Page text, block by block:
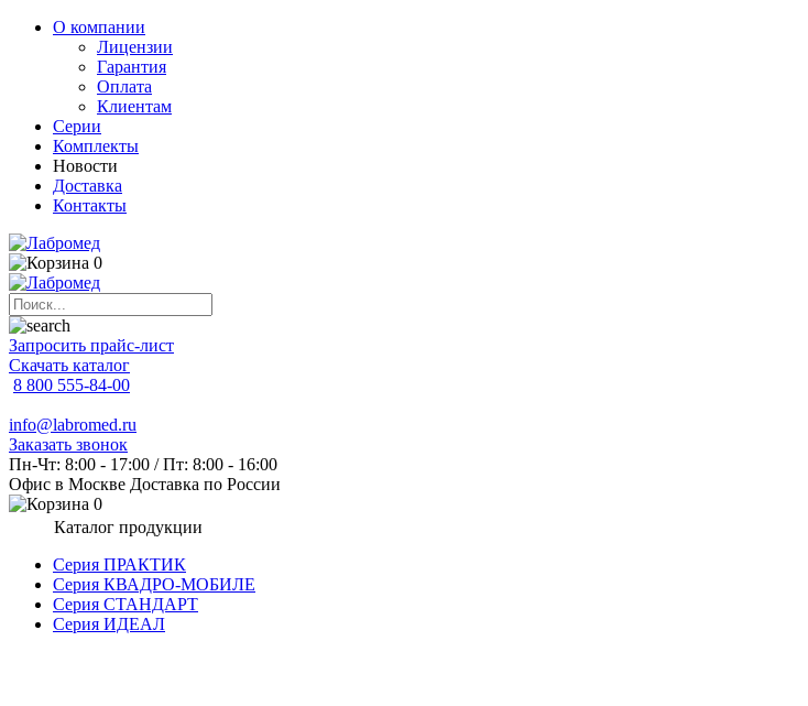
О компании
Лицензии
Гарантия
Оплата
Клиентам
Серии
Комплекты
Новости
Доставка
Контакты
0
Запросить прайс-лист
Скачать каталог
8 800 555-84-00
info@labromed.ru
Заказать звонок
Пн-Чт: 8:00 - 17:00 / Пт: 8:00 - 16:00
Офис в Москве Доставка по России
0
Каталог продукции
Серия ПРАКТИК
Серия КВАДРО-МОБИЛЕ
Серия СТАНДАРТ
Серия ИДЕАЛ